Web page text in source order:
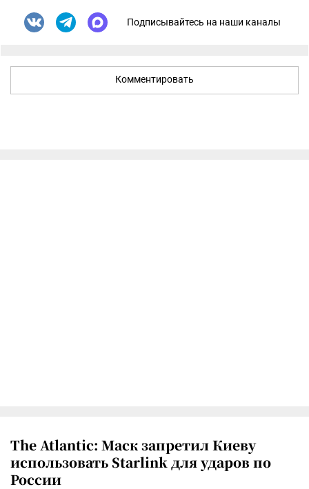
Подписывайтесь на наши каналы
Комментировать
The Atlantic: Маск запретил Киеву
использовать Starlink для ударов по
России